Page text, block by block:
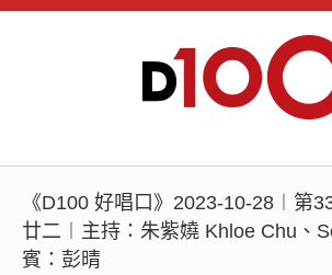
《D100 好唱口》2023-10-28︱第
廿二︱主持：朱紫嬈 Khloe Chu、
賓：彭晴